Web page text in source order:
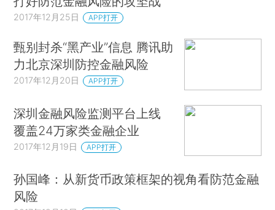
2017年12月25日 APP打开
甄别封杀“黑产业”信息 腾讯助
力北京深圳防控金融风险
2017年12月20日 APP打开
深圳金融风险监测平台上线
覆盖24万家类金融企业
2017年12月19日 APP打开
孙国峰：从新货币政策框架的视角看防范金融
风险